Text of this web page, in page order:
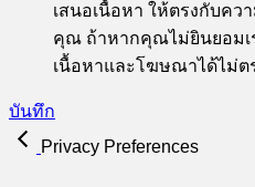
เสนอเนื้อหา ให้ตรงกับคว
คุณ ถ้าหากคุณไม่ยินยอมเ
เนื้อหาและโฆษณาได้ไม่
บันทึก
Privacy Preferences